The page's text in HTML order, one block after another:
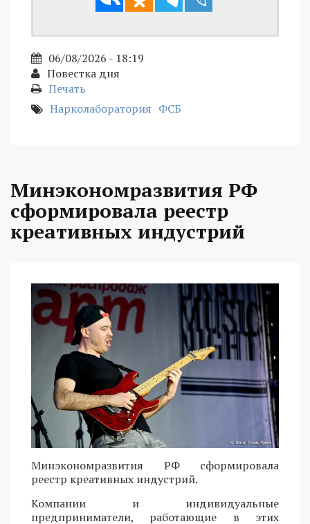
06/08/2026 - 18:19
Повестка дня
Печать
Нарколаборатория ФСБ
Минэкономразвития РФ
сформировала реестр
креативных индустрий
Минэкономразвития РФ сформировала
реестр креативных индустрий.
Компании и индивидуальные
предприниматели, работающие в этих